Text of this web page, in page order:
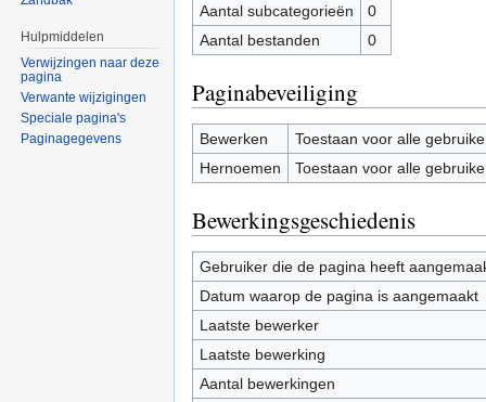
Aantal subcategorieën
0
Aantal bestanden
0
Paginabeveiliging
Bewerken
Toestaan voor alle
Hernoemen
Toestaan voor alle
Bewerkingsgeschiedenis
Gebruiker die de pagina heeft
Datum waarop de pagina is aangemaakt
Laatste bewerker
Laatste bewerking
Aantal bewerkingen
Hulpmiddelen
Verwijzingen naar deze
pagina
Verwante wijzigingen
Speciale pagina's
Paginagegevens